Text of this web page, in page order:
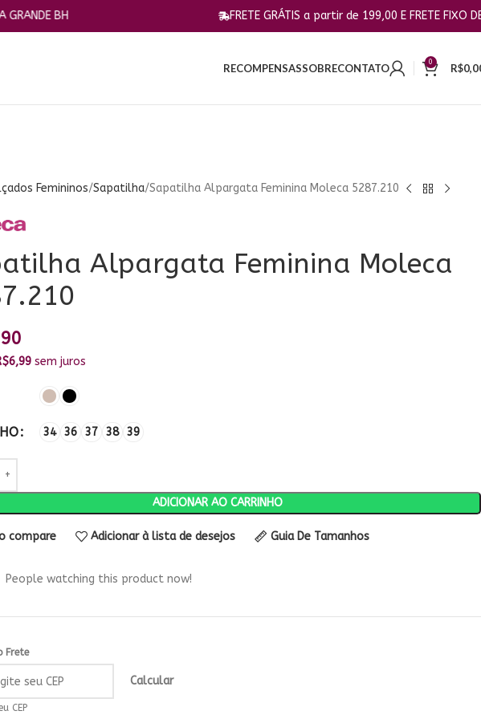
RECOMPENSASSOBRECONTATO 0 R$
Femininos Sapatilha Sapatilha Alpargata Feminina Moleca 5287.210
Alpargata Feminina Moleca
6,99 sem juros
34 36 37 38 39
ADICIONAR AO CARRINHO
compare Adicionar à lista de desejos Guia De Tamanhos
People watching this product now!
Frete
Calcular
CEP
FRETE GRÁTIS a partir de 199,00 E FRETE FIXO DE 10,00